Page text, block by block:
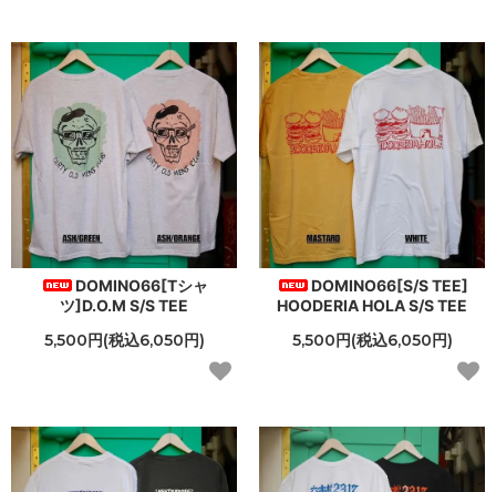
DOMINO66[Tシャ
ツ]D.O.M S/S TEE
5,500円(税込6,050円)
DOMINO66[S/S TEE]
HOODERIA HOLA S/S TEE
5,500円(税込6,050円)